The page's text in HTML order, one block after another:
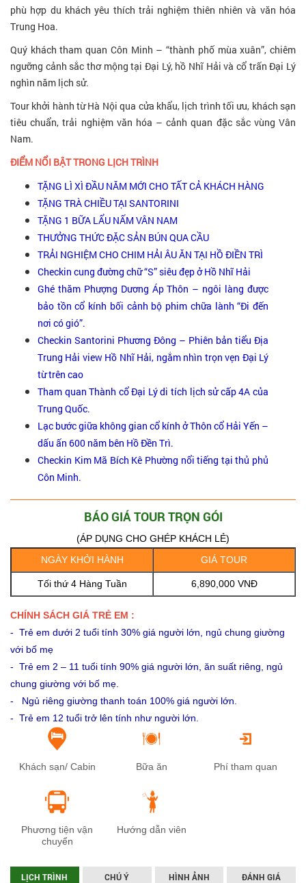
phù hợp du khách yêu thích trải nghiệm thiên nhiên và văn hóa
Trung Hoa.
Quý khách tham quan Côn Minh – “thành phố mùa xuân”, chiêm
ngưỡng cảnh sắc thơ mộng tại Đại Lý, hồ Nhĩ Hải và cổ trấn Đại Lý
nghìn năm lịch sử.
Tour khởi hành từ Hà Nội qua cửa khẩu, lịch trình tối ưu, khách sạn
tiêu chuẩn, trải nghiệm văn hóa – cảnh quan đặc sắc vùng Vân
Nam.
ĐIỂM NỔI BẬT TRONG LỊCH TRÌNH
TẶNG LÌ XÌ ĐẦU NĂM MỚI CHO TẤT CẢ KHÁCH HÀNG
TẶNG TRÀ CHIỀU TẠI SANTORINI
TẶNG 1 BỮA LẨU NẤM VÂN NAM
THƯỞNG THỨC ĐẶC SẢN BÚN QUA CẦU
TRẢI NGHIỆM CHO CHIM HẢI ÂU ĂN TẠI HỒ ĐIỀN TRÌ
Checkin cung đường chữ “S” siêu đẹp ở Hồ Nhĩ Hải
Ghé thăm Phượng Dương Áp Thôn – ngôi làng được
bảo tồn cổ kính bối cảnh bộ phim chữa lành “Đi đến
nơi có gió”.
Checkin Santorini Phương Đông – Phiên bản tiểu Địa
Trung Hải view Hồ Nhĩ Hải, ngắm nhìn trọn vẹn Đại Lý
từ trên cao
Tham quan Thành cổ Đại Lý di tích lịch sử cấp 4A của
Trung Quốc.
Lạc bước giữa không gian cổ kính ở Thôn cổ Hải Yến –
dấu ấn 600 năm bên Hồ Đền Trì.
Checkin Kim Mã Bích Kê Phường nổi tiếng tại thủ phủ
Côn Minh.
BÁO GIÁ TOUR TRỌN GÓI
(ÁP DỤNG CHO GHÉP KHÁCH LẺ)
NGÀY KHỞI HÀNH
GIÁ TOUR
Tối thứ 4 Hàng Tuần 6,890,000 VNĐ
CHÍNH SÁCH GIÁ TRẺ EM :
- Trẻ em dưới 2 tuổi tính 30% giá người lớn, ngủ chung giường
với bố mẹ
- Trẻ em 2 – 11 tuổi tính 90% giá người lớn, ăn suất riêng, ngủ
chung giường với bố mẹ.
- Ngủ riêng giường thanh toán 100% giá người lớn.
- Trẻ em 12 tuổi trở lên tính như người lớn.
Khách sạn/ Cabin Bữa ăn Phí tham quan
Phương tiện vận
chuyển
Hướng dẫn viên
LỊCH TRÌNH CHÚ Ý HÌNH ẢNH ĐÁNH GIÁ